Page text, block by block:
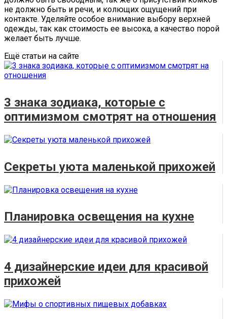
не должно быть и речи, и колющих ощущений при
контакте. Уделяйте особое внимание выбору верхней
одежды, так как стоимость ее высока, а качество порой
желает быть лучше.
Ещё статьи на сайте
3 знака зодиака, которые с
оптимизмом смотрят на отношения
Секреты уюта маленькой прихожей
Планировка освещения на кухне
4 дизайнерские идеи для красивой
прихожей